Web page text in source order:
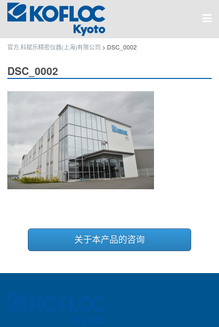
官方,科赋乐精密仪器(上海)有限公司 > DSC_0002
DSC_0002
关于本产品的咨询